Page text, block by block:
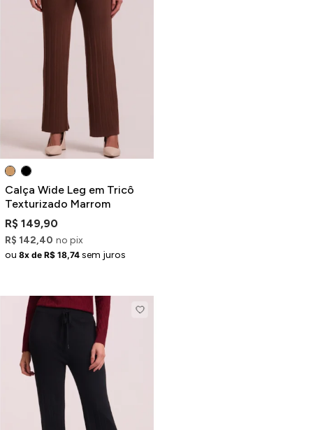
Calça Wide Leg em Tricô
Texturizado Marrom
R$ 149,90
R$ 142,40 no pix
ou 8x de R$ 18,74 sem juros